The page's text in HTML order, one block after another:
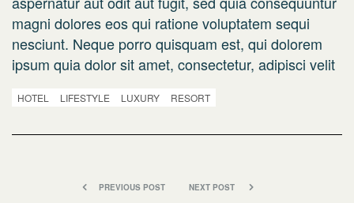
magni dolores eos qui ratione voluptatem sequi
nesciunt. Neque porro quisquam est, qui dolorem
ipsum quia dolor sit amet, consectetur, adipisci velit
HOTEL LIFESTYLE LUXURY RESORT
PREVIOUS POST NEXT POST